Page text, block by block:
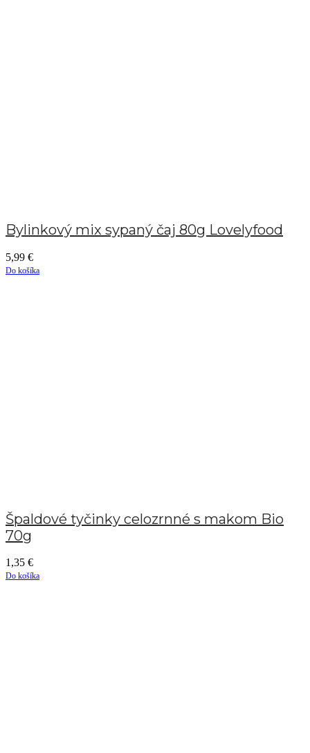
Bylinkový mix sypaný čaj 80g Lovelyfood
5,99 €
Do košíka
Špaldové tyčinky celozrnné s makom Bio
70g
1,35 €
Do košíka